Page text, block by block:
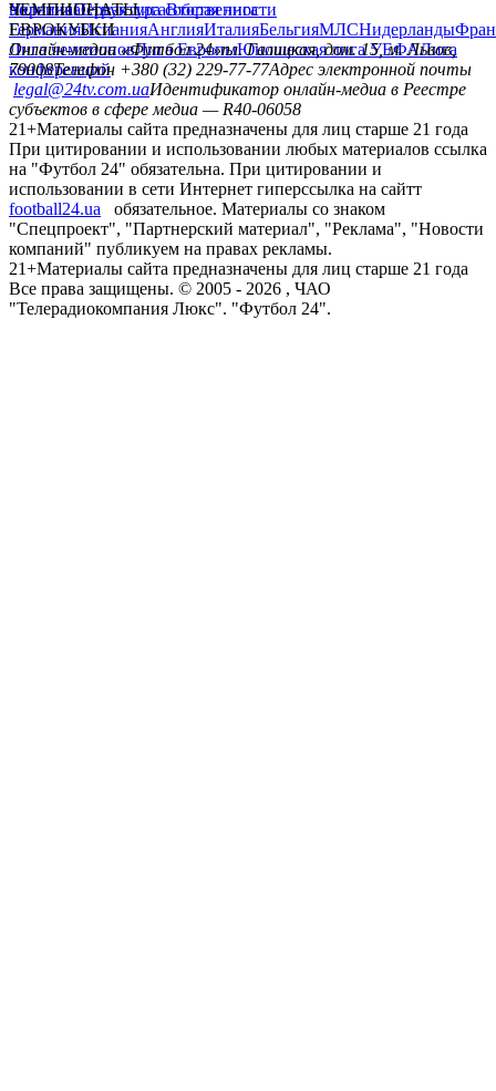
политикаСтруктура собственности
УкраинаПервая лигаВторая лига
ЧЕМПИОНАТЫ
ГерманияИспанияАнглияИталияБельгияМЛСНидерланды
ЕВРОКУБКИ
Лига чемпионовЛига ЕвропыЮношеская лига УЕФАЛига
конференций
Онлайн-медиа «Футбол 24»пл. Галицкая, дом. 15, м. Львов,
79008Телефон +380 (32) 229-77-77Адрес электронной почты
legal@24tv.com.uaИдентификатор онлайн-медиа в Реестре
субъектов в сфере медиа — R40-06058
21+Материалы сайта предназначены для лиц старше 21 года
При цитировании и использовании любых материалов ссылка
на "Футбол 24" обязательна. При цитировании и
использовании в сети Интернет гиперссылка на сайтт
football24.ua
обязательное. Материалы со знаком
"Спецпроект", "Партнерский материал", "Реклама", "Новости
компаний" публикуем на правах рекламы.
21+Материалы сайта предназначены для лиц старше 21 года
Все права защищены. © 2005 - 2026 , ЧАО
"Телерадиокомпания Люкс". "Футбол 24".